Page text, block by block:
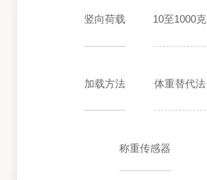
竖向荷载 10至1000克
加载方法 体重替代法
称重传感器